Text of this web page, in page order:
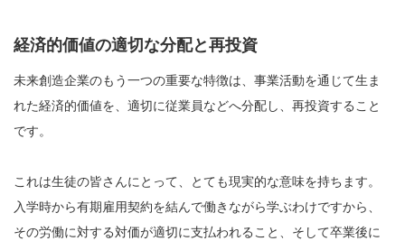
経済的価値の適切な分配と再投資
未来創造企業のもう一つの重要な特徴は、事業活動を通じて生ま
れた経済的価値を、適切に従業員などへ分配し、再投資すること
です。
これは生徒の皆さんにとって、とても現実的な意味を持ちます。
入学時から有期雇用契約を結んで働きながら学ぶわけですから、
その労働に対する対価が適切に支払われること、そして卒業後に